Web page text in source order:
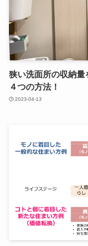
狭い洗面所の収納
４つの方法！
2023-04-13